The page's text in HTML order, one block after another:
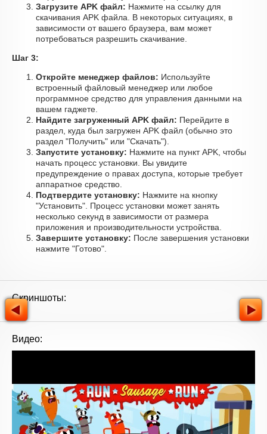
Загрузите APK файл: Нажмите на ссылку для
скачивания APK файла. В некоторых ситуациях, в
зависимости от вашего браузера, вам может
потребоваться разрешить скачивание.
Шаг 3:
Откройте менеджер файлов: Используйте
встроенный файловый менеджер или любое
программное средство для управления данными на
вашем гаджете.
Найдите загруженный APK файл: Перейдите в
раздел, куда был загружен APK файл (обычно это
раздел "Получить" или "Скачать").
Запустите установку: Нажмите на пункт APK, чтобы
начать процесс установки. Вы увидите
предупреждение о правах доступа, которые требует
аппаратное средство.
Подтвердите установку: Нажмите на кнопку
"Установить". Процесс установки может занять
несколько секунд в зависимости от размера
приложения и производительности устройства.
Завершите установку: После завершения установки
нажмите "Готово".
Скриншоты:
Видео: